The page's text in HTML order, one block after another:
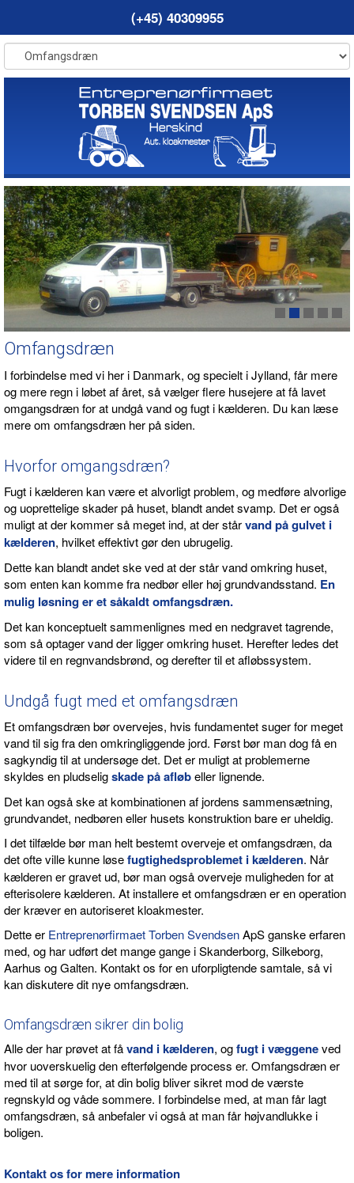
(+45) 40309955
Omfangsdræn
I forbindelse med vi her i Danmark, og specielt i Jylland, får mere
og mere regn i løbet af året, så vælger flere husejere at få lavet
omgangsdræn for at undgå vand og fugt i kælderen. Du kan læse
mere om omfangsdræn her på siden.
Hvorfor omgangsdræn?
Fugt i kælderen kan være et alvorligt problem, og medføre alvorlige
og uoprettelige skader på huset, blandt andet svamp. Det er også
muligt at der kommer så meget ind, at der stårvand på gulvet i
kælderen, hvilket effektivt gør den ubrugelig.
Dette kan blandt andet ske ved at der står vand omkring huset,
som enten kan komme fra nedbør eller høj grundvandsstand. En
mulig løsning er et såkaldt omfangsdræn.
Det kan konceptuelt sammenlignes med en nedgravet tagrende,
som så optager vand der ligger omkring huset. Herefter ledes det
videre til en regnvandsbrønd, og derefter til et afløbssystem.
Undgå fugt med et omfangsdræn
Et omfangsdræn bør overvejes, hvis fundamentet suger for meget
vand til sig fra den omkringliggende jord. Først bør man dog få en
sagkyndig til at undersøge det. Det er muligt at problemerne
skyldes en pludseligskade på afløbeller lignende.
Det kan også ske at kombinationen af jordens sammensætning,
grundvandet, nedbøren eller husets konstruktion bare er uheldig.
I det tilfælde bør man helt bestemt overveje et omfangsdræn, da
det ofte ville kunne løsefugtighedsproblemet i kælderen. Når
kælderen er gravet ud, bør man også overveje muligheden for at
efterisolere kælderen. At installere et omfangsdræn er en operation
der kræver en autoriseret kloakmester.
Dette er Entreprenørfirmaet Torben SvendsenApS ganske erfaren
med, og har udført det mange gange i Skanderborg, Silkeborg,
Aarhus og Galten. Kontakt os for en uforpligtende samtale, så vi
kan diskutere dit nye omfangsdræn.
Omfangsdræn sikrer din bolig
Alle der har prøvet at fåvand i kælderen, ogfugt i væggeneved
hvor uoverskuelig den efterfølgende process er. Omfangsdræn er
med til at sørge for, at din bolig bliver sikret mod de værste
regnskyld og våde sommere. I forbindelse med, at man får lagt
omfangsdræn, så anbefaler vi også at man får højvandlukke i
boligen.
Kontakt os for mere information